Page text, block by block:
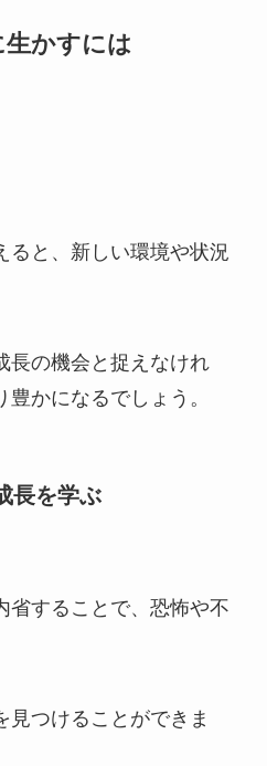
かすには
ると、新しい環境や状況
長の機会と捉えなけれ
かになるでしょう。
長を学ぶ
省することで、恐怖や不
見つけることができま